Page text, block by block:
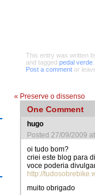
This entry was written
and tagged pedal verde
Post a comment or
« Preserve o dissenso
One Comment
hugo
Posted 27/09/2009
oi tudo bom?
criei este blog para
voce poderia
http://
muito obrigado